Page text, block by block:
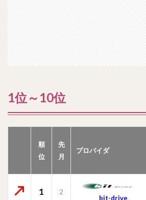
1位～10位
順
位
先
月
プロバイダ
1 2
bit-drive